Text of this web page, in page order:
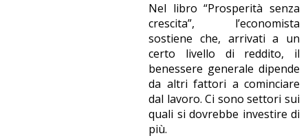
Nel libro “Prosperità senza
crescita”, l’economista
sostiene che, arrivati a un
certo livello di reddito, il
benessere generale dipende
da altri fattori a cominciare
dal lavoro. Ci sono settori sui
quali si dovrebbe investire di
più.